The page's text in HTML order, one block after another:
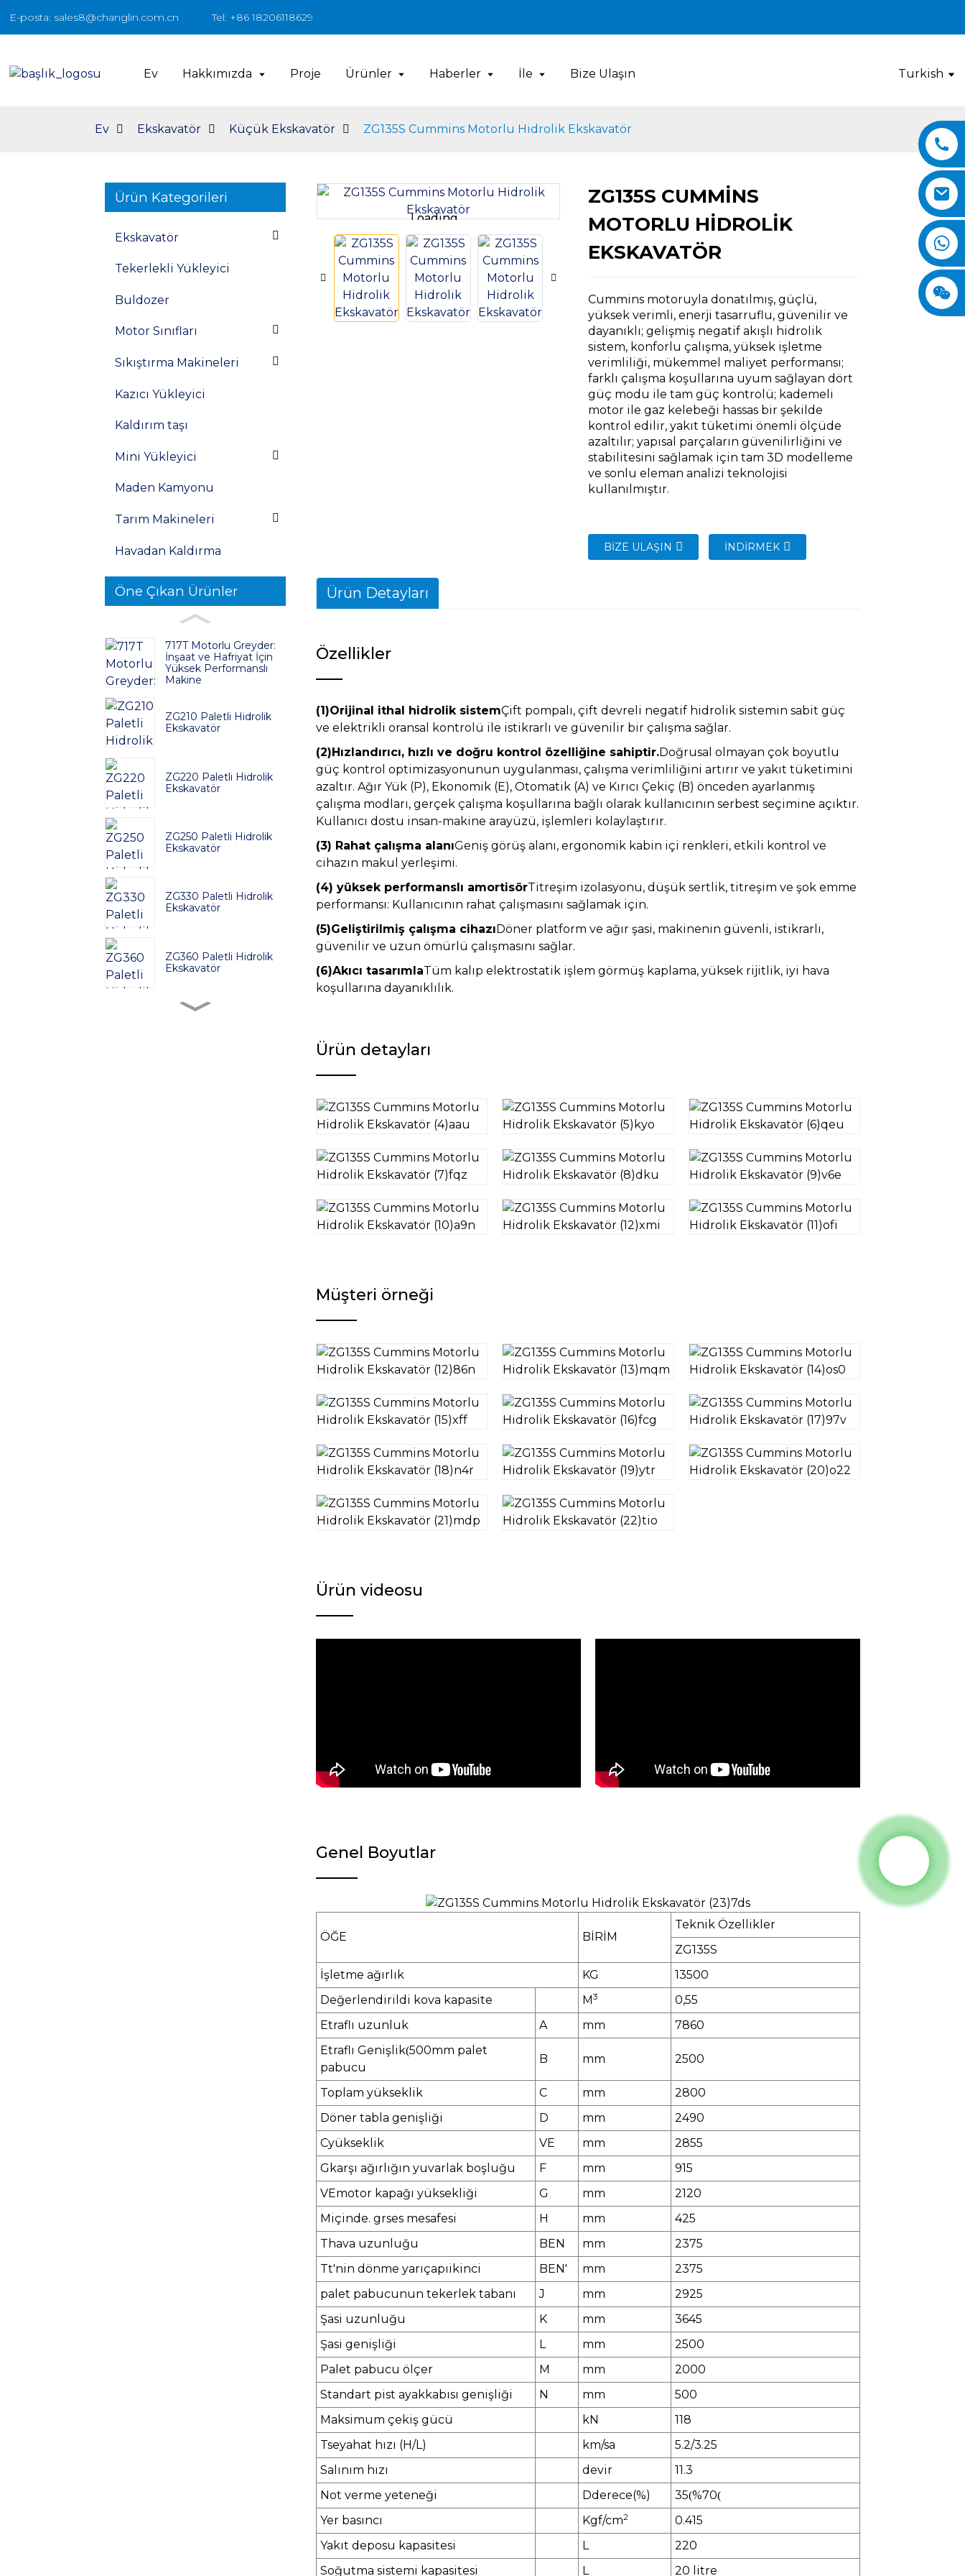
E-posta: sales8@changlin.com.cn Tel: +86 18206118629
Ev Hakkımızda Proje Ürünler Haberler İle Bize Ulaşın Turkish
Ev Ekskavatör Küçük Ekskavatör ZG135S Cummins Motorlu Hidrolik Ekskavatör
Ürün Kategorileri
Ekskavatör
Tekerlekli Yükleyici
Buldozer
Motor Sınıfları
Sıkıştırma Makineleri
Kazıcı Yükleyici
Kaldırım taşı
Mini Yükleyici
Maden Kamyonu
Tarım Makineleri
Havadan Kaldırma
Öne Çıkan Ürünler
717T Motorlu Greyder:
İnşaat ve Hafriyat İçin
Yüksek Performanslı
Makine
ZG210 Paletli Hidrolik
Ekskavatör
ZG220 Paletli Hidrolik
Ekskavatör
ZG250 Paletli Hidrolik
Ekskavatör
ZG330 Paletli Hidrolik
Ekskavatör
ZG360 Paletli Hidrolik
Ekskavatör
Loading...
Loading... Loading...
Loading...
ZG135S CUMMINS
MOTORLU HIDROLIK
EKSKAVATÖR
Cummins motoruyla donatılmış, güçlü,
yüksek verimli, enerji tasarruflu, güvenilir ve
dayanıklı; gelişmiş negatif akışlı hidrolik
sistem, konforlu çalışma, yüksek işletme
verimliliği, mükemmel maliyet performansı;
farklı çalışma koşullarına uyum sağlayan dört
güç modu ile tam güç kontrolü; kademeli
motor ile gaz kelebeği hassas bir şekilde
kontrol edilir, yakıt tüketimi önemli ölçüde
azaltılır; yapısal parçaların güvenilirliğini ve
stabilitesini sağlamak için tam 3D modelleme
ve sonlu eleman analizi teknolojisi
kullanılmıştır.
BIZE ULAŞIN İNDIRMEK
Ürün Detayları
Özellikler
(1)Orijinal ithal hidrolik sistemÇift pompalı, çift devreli negatif hidrolik sistemin sabit güç
ve elektrikli oransal kontrolü ile istikrarlı ve güvenilir bir çalışma sağlar.
(2)Hızlandırıcı, hızlı ve doğru kontrol özelliğine sahiptir.Doğrusal olmayan çok boyutlu
güç kontrol optimizasyonunun uygulanması, çalışma verimliliğini artırır ve yakıt tüketimini
azaltır. Ağır Yük (P), Ekonomik (E), Otomatik (A) ve Kırıcı Çekiç (B) önceden ayarlanmış
çalışma modları, gerçek çalışma koşullarına bağlı olarak kullanıcının serbest seçimine açıktır.
Kullanıcı dostu insan-makine arayüzü, işlemleri kolaylaştırır.
(3) Rahat çalışma alanıGeniş görüş alanı, ergonomik kabin içi renkleri, etkili kontrol ve
cihazın makul yerleşimi.
(4) yüksek performanslı amortisörTitreşim izolasyonu, düşük sertlik, titreşim ve şok emme
performansı: Kullanıcının rahat çalışmasını sağlamak için.
(5)Geliştirilmiş çalışma cihazıDöner platform ve ağır şasi, makinenin güvenli, istikrarlı,
güvenilir ve uzun ömürlü çalışmasını sağlar.
(6)Akıcı tasarımlaTüm kalıp elektrostatik işlem görmüş kaplama, yüksek rijitlik, iyi hava
koşullarına dayanıklılık.
Ürün detayları
Müşteri örneği
Ürün videosu
Genel Boyutlar
ÖĞE BİRİM
Teknik Özellikler
ZG135S
İşletme ağırlık KG
13500
Değerlendirildi kova kapasite M 3
0,55
Etraflı uzunluk A mm
7860
Etraflı Genişlik(500mm palet
pabucu
B mm 2500
Toplam yükseklik C mm
2800
Döner tabla genişliği
D mm 2490
Cyükseklik VE mm
2855
G karşı ağırlığın yuvarlak boşluğu F mm 915
VEmotor kapağı yüksekliği G mm
2120
M içinde. grses mesafesi H mm 425
T hava uzunluğu BEN mm 2375
Tt'nin dönme yarıçapıikinci BEN' mm 2375
palet pabucunun tekerlek tabanı
J mm
2925
Şasi uzunluğu
K mm
3645
Şasi genişliği
L mm 2500
Palet pabucu ölçer
M mm 2000
Standart pist ayakkabısı genişliği
N mm 500
Maksimum çekiş gücü
kN
118
Tseyahat hızı (H/L) km/sa 5.2/3.25
Salınım hızı
devir 11.3
Not verme yeteneği
Dderece(%) 35(%70(
Yer basıncı Kgf/cm2 0.415
Yakıt deposu kapasitesi
L
220
Soğutma sistemi kapasitesi
L 20 litre